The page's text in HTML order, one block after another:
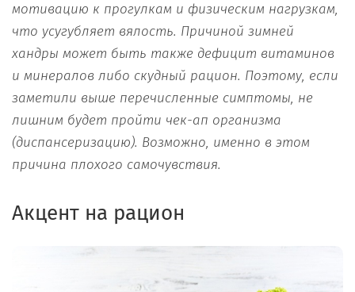
мотивацию к прогулкам и физическим нагрузкам,
что усугубляет вялость. Причиной зимней
хандры может быть также дефицит витаминов
и минералов либо скудный рацион. Поэтому, если
заметили выше перечисленные симптомы, не
лишним будет пройти чек-ап организма
(диспансеризацию). Возможно, именно в этом
причина плохого самочувствия.
Акцент на рацион